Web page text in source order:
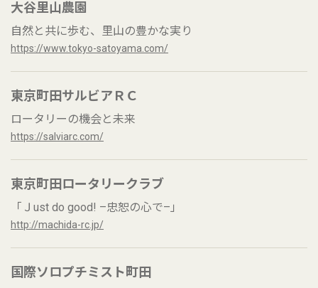
大谷里山農園
自然と共に歩む、里山の豊かな実り
https://www.tokyo-satoyama.com/
東京町田サルビアＲＣ
ロータリーの機会と未来
https://salviarc.com/
東京町田ロータリークラブ
「Ｊust do good! –忠恕の心で–」
http://machida-rc.jp/
国際ソロプチミスト町田